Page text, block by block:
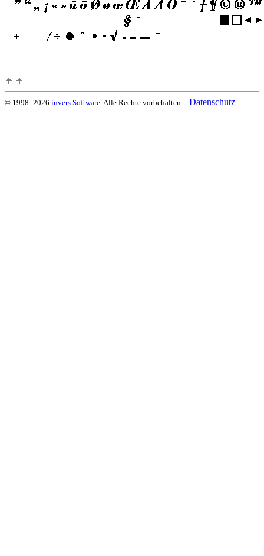
© 1998–2026 invers Software. Alle Rechte vorbehalten. | Datenschutz